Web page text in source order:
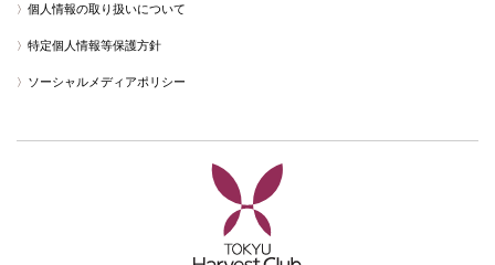
個人情報の取り扱いについて
特定個人情報等保護方針
ソーシャルメディアポリシー